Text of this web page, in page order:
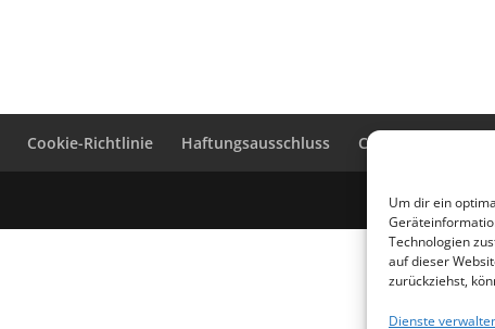
Um dir ein
Technologien
auf dieser
zurückziehst,
Dienste
Cookie-Richtlinie Haftungsausschluss Cookie-Richtlinie